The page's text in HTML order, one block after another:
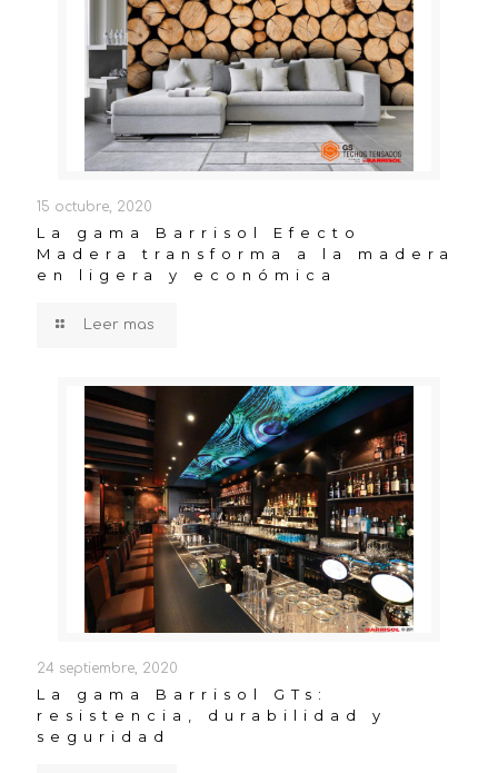
15 octubre, 2020
La gama Barrisol Efecto
Madera transforma a la madera
en ligera y económica
Leer mas
24 septiembre, 2020
La gama Barrisol GTs:
resistencia, durabilidad y
seguridad